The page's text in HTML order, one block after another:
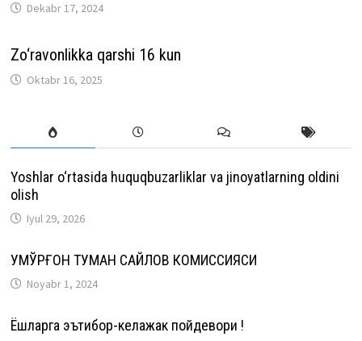
Dekabr 17, 2024
Zo‘ravonlikka qarshi 16 kun
Oktabr 16, 2025
Yoshlar o‘rtasida huquqbuzarliklar va jinoyatlarning oldini
olish
Iyul 29, 2026
ҚУМҚЎРҒОН ТУМАН САЙЛОВ КОМИССИЯСИ
Noyabr 1, 2024
Ёшларга эътибор-келажак пойдевори !